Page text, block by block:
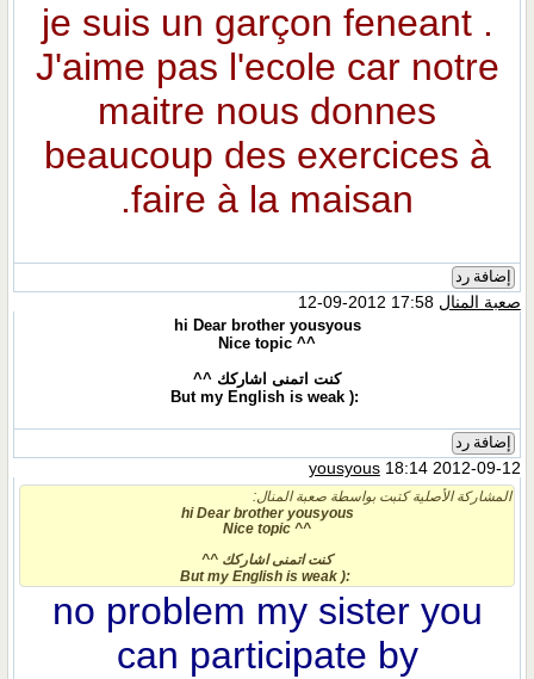
je suis un garçon feneant .
J'aime pas l'ecole car notre
maitre nous donnes
beaucoup des exercices à
faire à la maisan.
إضافة رد
صعبة المنال 17:58 2012-09-12
hi Dear brother yousyous
^^ Nice topic
كنت اتمنى اشاركك ^^
:( But my English is weak
إضافة رد
yousyous18:14 2012-09-12
المشاركة الأصلية كتبت بواسطة صعبة المنال:
hi Dear brother yousyous
^^ Nice topic
كنت اتمنى اشاركك ^^
:( But my English is weak
no problem my sister you
can participate by